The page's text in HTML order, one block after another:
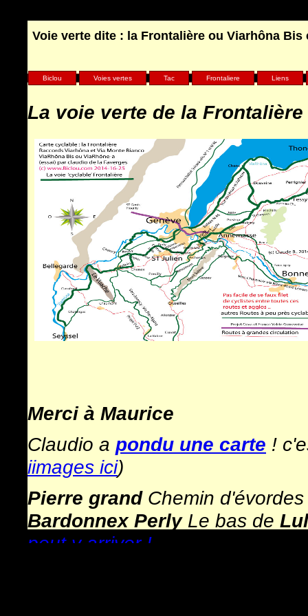
Voie verte dite : la Frontalière ou Viarhôna
Biclou Voies vertes Tac Frontaliere Liens
La voie verte de la
Merci à Maurice
Claudio a pondu une carte !
iimages ici)
Pierre grandChemin
Bardonnex PerlyLe bas de
peut y arriver !